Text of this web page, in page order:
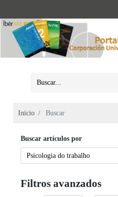
Inicio Buscar
Buscar artículos por
Filtros avanzados